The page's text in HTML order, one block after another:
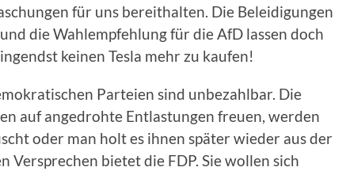
für uns bereithalten. Die Beleidigungen
die Wahlempfehlung für die AfD lassen doch
keinen Tesla mehr zu kaufen!
Parteien sind unbezahlbar. Die
auf angedrohte Entlastungen freuen, werden
oder man holt es ihnen später wieder aus der
Versprechen bietet die FDP. Sie wollen sich